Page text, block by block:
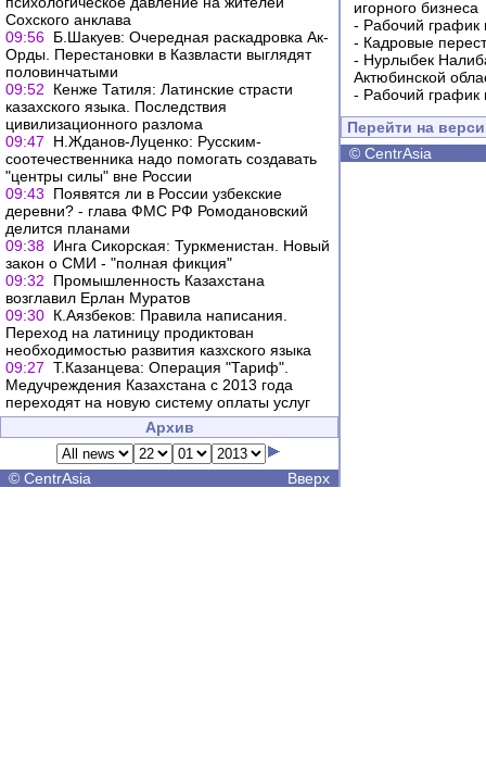
Сохского анклава
09:56 Б.Шакуев: Очередная раскадровка Ак-
Орды. Перестановки в Казвласти выглядят
половинчатыми
09:52
Кенже Татиля: Латинские страсти
казахского языка. Последствия
цивилизационного разлома
09:47
Н.Жданов-Луценко: Русским-
соотечественника надо помогать создавать
"центры силы" вне России
09:43
Появятся ли в России узбекские
деревни? - глава ФМС РФ Ромодановский
делится планами
09:38 Инга Сикорская: Туркменистан. Новый
закон о СМИ - "полная фикция"
09:32
Промышленность Казахстана
возглавил Ерлан Муратов
09:30 К.Аязбеков: Правила написания.
Переход на латиницу продиктован
необходимостью развития казхского языка
09:27 Т.Казанцева: Операция "Тариф".
Медучреждения Казахстана с 2013 года
переходят на новую систему оплаты услуг
Архив
© CentrAsia Вверх
игорного бизнеса
- Рабочий график
- Кадровые
- Нурлыбек
Актюбинской
- Рабочий график
Перейти на
© CentrAsia